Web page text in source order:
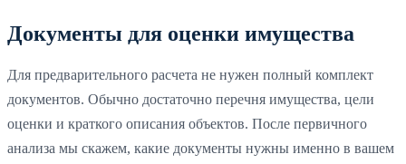
Документы для оценки имущества
Для предварительного расчета не нужен полный комплект
документов. Обычно достаточно перечня имущества, цели
оценки и краткого описания объектов. После первичного
анализа мы скажем, какие документы нужны именно в вашем